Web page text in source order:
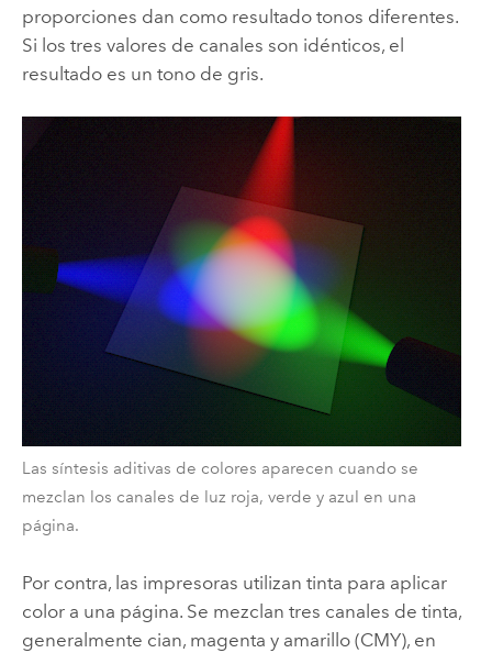
proporciones dan como resultado tonos diferentes.
Si los tres valores de canales son idénticos, el
resultado es un tono de gris.
Las síntesis aditivas de colores aparecen cuando se
mezclan los canales de luz roja, verde y azul en una
página.
Por contra, las impresoras utilizan tinta para aplicar
color a una página. Se mezclan tres canales de tinta,
generalmente cian, magenta y amarillo (CMY), en